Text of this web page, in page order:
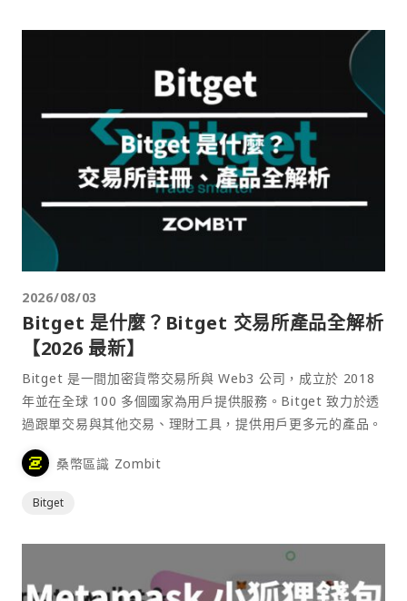
2026/08/03
Bitget 是什麼？Bitget 交易所產品全解析
【2026 最新】
Bitget 是一間加密貨幣交易所與 Web3 公司，成立於 2018
年並在全球 100 多個國家為用戶提供服務。Bitget 致力於透
過跟單交易與其他交易、理財工具，提供用戶更多元的產品。
桑幣區識 Zombit
Bitget